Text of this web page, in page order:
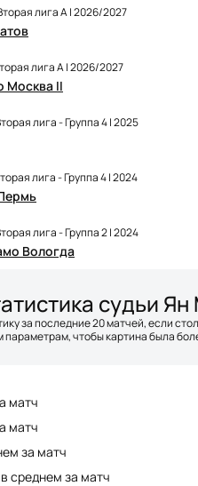
лига А | 2026/2027
лига А | 2026/2027
Москва II
лига - Группа 4 | 2025
лига - Группа 4 | 2024
лига - Группа 2 | 2024
Вологда
судьи
за последние 20 матчей, если
чтобы картина была
матч
матч
за матч
среднем за матч